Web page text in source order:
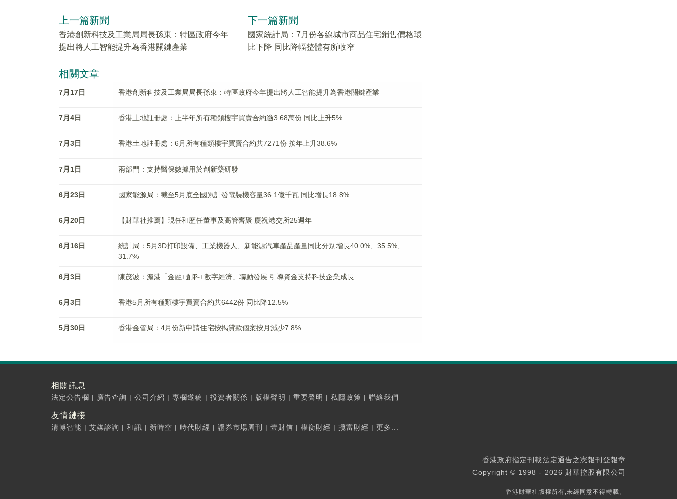
上一篇新聞
香港創新科技及工業局局長孫東：特區政府今年
提出將人工智能提升為香港關鍵產業
下一篇新聞
國家統計局：7月份各線城市商品住宅銷售價格環
比下降 同比降幅整體有所收窄
相關文章
7月17日 香港創新科技及工業局局長孫東：特區政府今年提出將人工智能提升為香港關鍵產業
7月4日 香港土地註冊處：上半年所有種類樓宇買賣合約逾3.68萬份 同比上升5%
7月3日 香港土地註冊處：6月所有種類樓宇買賣合約共7271份 按年上升38.6%
7月1日 兩部門：支持醫保數據用於創新藥研發
6月23日 國家能源局：截至5月底全國累計發電裝機容量36.1億千瓦 同比增長18.8%
6月20日 【財華社推薦】現任和歷任董事及高管齊聚 慶祝港交所25週年
6月16日
統計局：5月3D打印設備、工業機器人、新能源汽車產品產量同比分别增長40.0%、35.5%、
31.7%
6月3日 陳茂波：滬港「金融+創科+數字經濟」聯動發展 引導資金支持科技企業成長
6月3日 香港5月所有種類樓宇買賣合約共6442份 同比降12.5%
5月30日 香港金管局：4月份新申請住宅按揭貸款個案按月減少7.8%
相關訊息
法定公告欄 | 廣告查詢 | 公司介紹 | 專欄邀稿 | 投資者關係 | 版權聲明 | 重要聲明 | 私隱政策 | 聯絡我們
友情鏈接
清博智能 | 艾媒諮詢 | 和訊 | 新時空 | 時代財經 | 證券市場周刊 | 壹財信 | 權衡財經 | 攬富財經 | 更多...
香港政府指定刊載法定通告之憲報刊登報章
Copyright © 1998 - 2026 財華控股有限公司
香港財華社版權所有,未經同意不得轉載。